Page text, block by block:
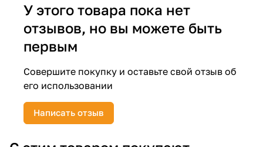
У этого товара пока нет
отзывов, но вы можете быть
первым
Совершите покупку и оставьте свой отзыв об
его использовании
Написать отзыв